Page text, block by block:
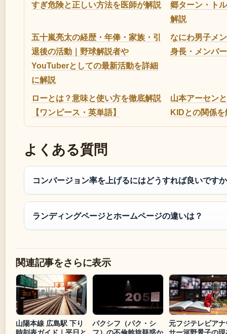
すぎ危険と正しい方法を医師が解説
郷ターン・ト
解説
五十嵐亮太の経歴・年俸・家族・引
退後の活動｜野球解説者や
YouTuberとしての最新活動を詳細
に解説
なにわ男子メ
身長・メンバ
ローとは？意味と使い方を徹底解説
【ワンピース・英単語】
山本アーセン
KIDとの関係を
よくある質問
コンバージョン率を上げるにはどうすれば良いです
ランディングページとホームページの違いは？
関連記事をさらに表示
山陽本線 広島駅 下り
パクシフ（パク・シ
元フジテレビアナ